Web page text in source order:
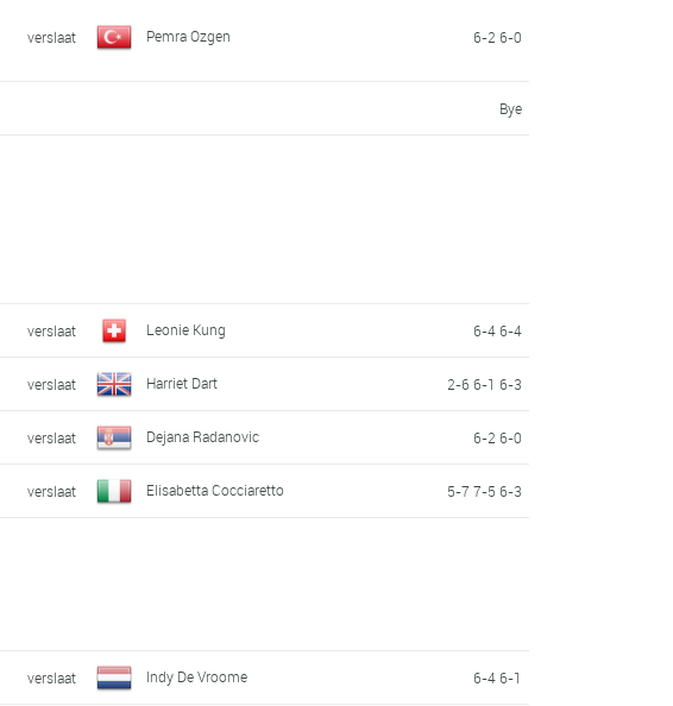
verslaat Pemra Ozgen 6-2 6-0
Bye
verslaat Leonie Kung 6-4 6-4
verslaat Harriet Dart 2-6 6-1 6-3
verslaat Dejana Radanovic 6-2 6-0
verslaat Elisabetta Cocciaretto 5-7 7-5 6-3
verslaat Indy De Vroome 6-4 6-1